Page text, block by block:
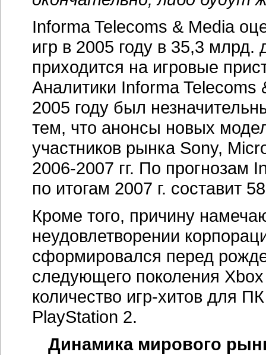
Informa Telecoms & Media
игр в 2005 году в 35,3
приходится на игровые
Аналитики Informa Telecoms
2005 году был
тем, что анонсы новых
участников рынка Sony,
2006-2007 гг. По прогнозам
по итогам 2007 г. составит
Кроме того, причину
неудовлетворении
сформировался перед
следующего поколения
количество игр-хитов для
PlayStation 2.
Динамика мирового